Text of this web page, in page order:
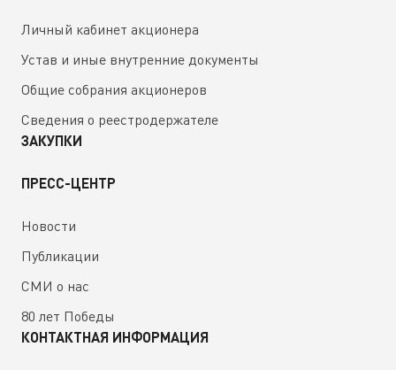
Личный кабинет акционера
Устав и иные внутренние документы
Общие собрания акционеров
Сведения о реестродержателе
ЗАКУПКИ
ПРЕСС-ЦЕНТР
Новости
Публикации
СМИ о нас
80 лет Победы
КОНТАКТНАЯ ИНФОРМАЦИЯ